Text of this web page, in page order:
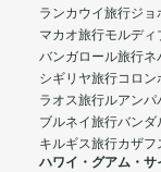
ランカウイ旅行ジョ
マカオ旅行モルディ
バンガロール旅行ネ
シギリヤ旅行コロン
ラオス旅行ルアンパ
ブルネイ旅行バンダ
キルギス旅行カザフ
ハワイ・グアム・サ